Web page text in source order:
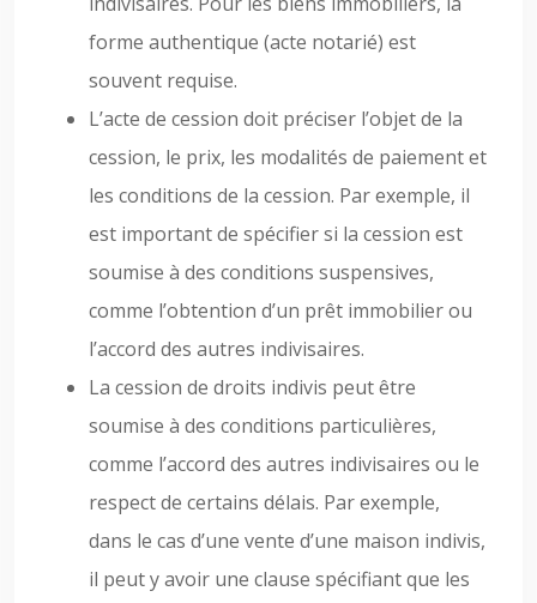
forme authentique (acte notarié) est
souvent requise.
L’acte de cession doit préciser l’objet de la
cession, le prix, les modalités de paiement et
les conditions de la cession. Par exemple, il
est important de spécifier si la cession est
soumise à des conditions suspensives,
comme l’obtention d’un prêt immobilier ou
l’accord des autres indivisaires.
La cession de droits indivis peut être
soumise à des conditions particulières,
comme l’accord des autres indivisaires ou le
respect de certains délais. Par exemple,
dans le cas d’une vente d’une maison indivis,
il peut y avoir une clause spécifiant que les